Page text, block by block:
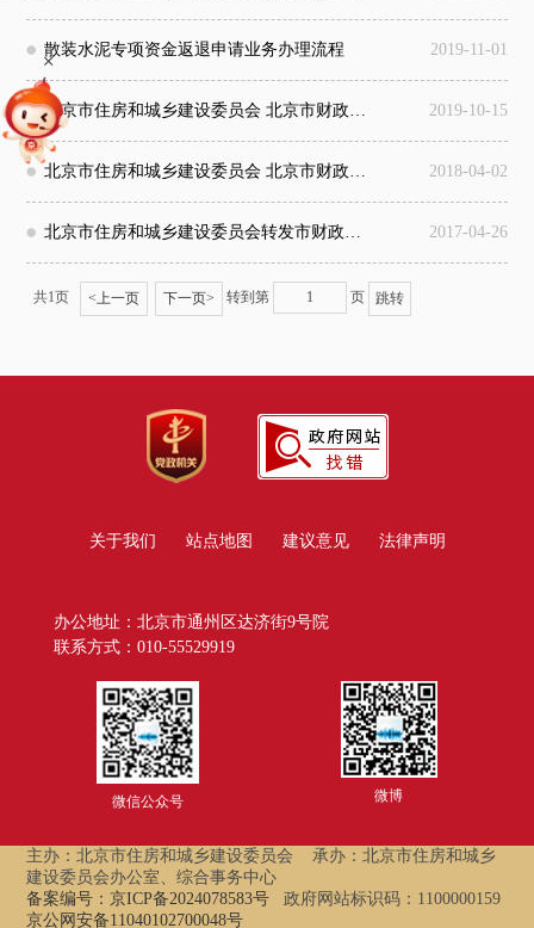
散装水泥专项资金返退申请业务办理流程 2019-11-01
北京市住房和城乡建设委员会 北京市财政局关于进一步简化新型墙体材料专项基金和散装水泥专项资金返退申请资料的通知 2019-10-15
北京市住房和城乡建设委员会 北京市财政局关于做好停征新型墙体材料专项基金和散装水泥专项资金有关工作的通知 2018-04-02
北京市住房和城乡建设委员会转发市财政局关于取消及调整部分政府性基金有关政策的通知 2017-04-26
共1页 <上一页 下一页> 转到第 页
+
关于我们 站点地图 建议意见 法律声明
办公地址：北京市通州区达济街9号院
联系方式：010-55529919
微信公众号 微博
主办：北京市住房和城乡建设委员会
承办：北京市住房和城乡
建设委员会办公室、综合事务中心
备案编号：京ICP备2024078583号
政府网站标识码：1100000159
京公网安备11040102700048号